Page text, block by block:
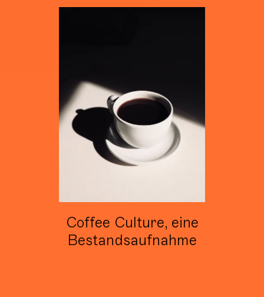
Coffee Culture, eine
Bestandsaufnahme